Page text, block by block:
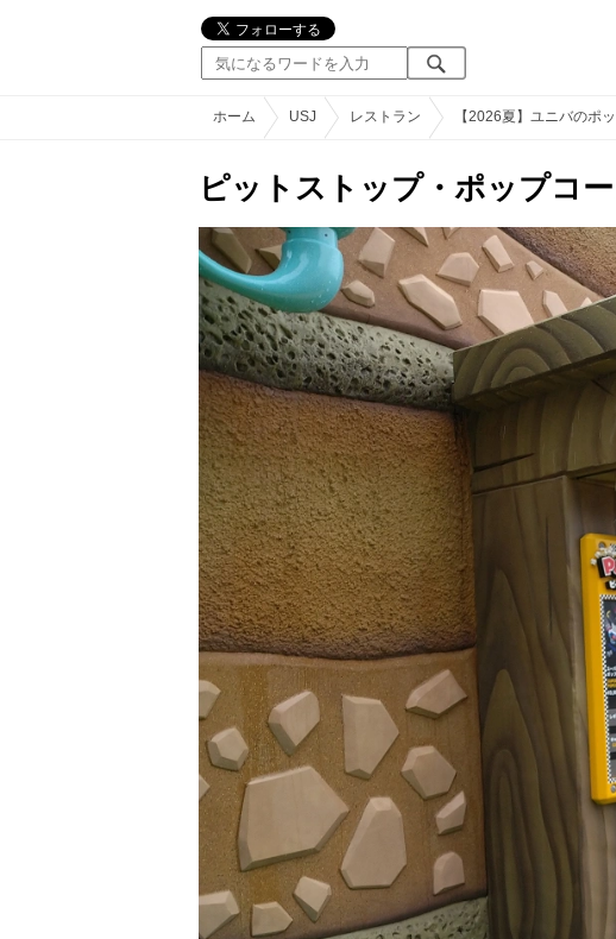
ホーム USJ レストラン 【2026夏】ユニバのポ
ピットストップ・ポップコ